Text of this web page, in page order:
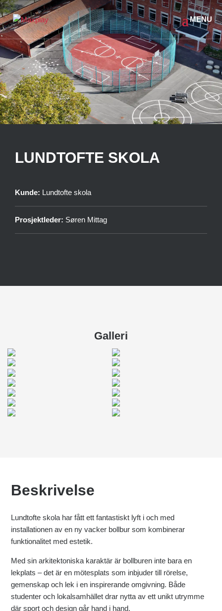
LUNDTOFTE SKOLA
Kunde: Lundtofte skola
Prosjektleder: Søren Mittag
Galleri
Beskrivelse
Lundtofte skola har fått ett fantastiskt lyft i och med
installationen av en ny vacker bollbur som kombinerar
funktionalitet med estetik.
Med sin arkitektoniska karaktär är bollburen inte bara en
lekplats – det är en mötesplats som inbjuder till rörelse,
gemenskap och lek i en inspirerande omgivning. Både
studenter och lokalsamhället drar nytta av ett unikt utrymme
där sport och design går hand i hand.